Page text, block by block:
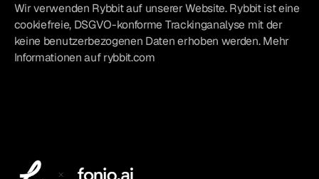
Wir verwenden Rybbit auf unserer Website. Rybbit ist eine
cookiefreie, DSGVO-konforme Trackinganalyse mit der
keine benutzerbezogenen Daten erhoben werden. Mehr
Informationen auf rybbit.com